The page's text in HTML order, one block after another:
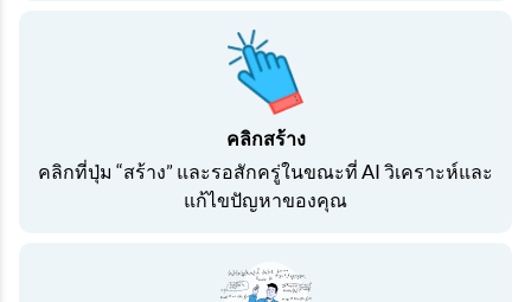
คลิกสร้าง
คลิกที่ปุ่ม “สร้าง” และรอสักครู่ในขณะที่ AI วิเคราะห์และ
แก้ไขปัญหาของคุณ